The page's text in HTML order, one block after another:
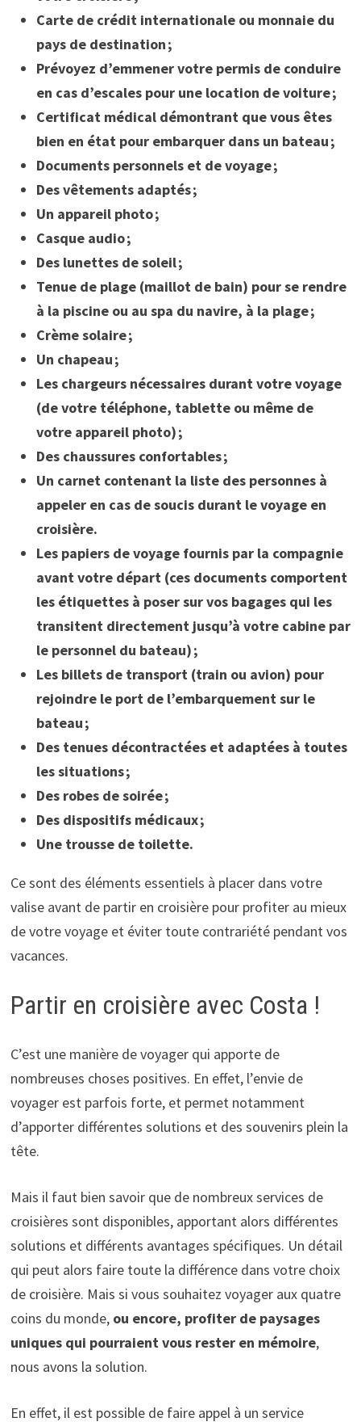
Carte de crédit internationale ou monnaie du
pays de destination ;
Prévoyez d’emmener votre permis de conduire
en cas d’escales pour une location de voiture ;
Certificat médical démontrant que vous êtes
bien en état pour embarquer dans un bateau ;
Documents personnels et de voyage ;
Des vêtements adaptés ;
Un appareil photo ;
Casque audio ;
Des lunettes de soleil ;
Tenue de plage (maillot de bain) pour se rendre
à la piscine ou au spa du navire, à la plage ;
Crème solaire ;
Un chapeau ;
Les chargeurs nécessaires durant votre voyage
(de votre téléphone, tablette ou même de
votre appareil photo) ;
Des chaussures confortables ;
Un carnet contenant la liste des personnes à
appeler en cas de soucis durant le voyage en
croisière.
Les papiers de voyage fournis par la compagnie
avant votre départ (ces documents comportent
les étiquettes à poser sur vos bagages qui les
transitent directement jusqu’à votre cabine par
le personnel du bateau) ;
Les billets de transport (train ou avion) pour
rejoindre le port de l’embarquement sur le
bateau ;
Des tenues décontractées et adaptées à toutes
les situations ;
Des robes de soirée ;
Des dispositifs médicaux ;
Une trousse de toilette.
Ce sont des éléments essentiels à placer dans votre
valise avant de partir en croisière pour profiter au mieux
de votre voyage et éviter toute contrariété pendant vos
vacances.
Partir en croisière avec Costa !
C’est une manière de voyager qui apporte de
nombreuses choses positives. En effet, l’envie de
voyager est parfois forte, et permet notamment
d’apporter différentes solutions et des souvenirs plein la
tête.
Mais il faut bien savoir que de nombreux services de
croisières sont disponibles, apportant alors différentes
solutions et différents avantages spécifiques. Un détail
qui peut alors faire toute la différence dans votre choix
de croisière. Mais si vous souhaitez voyager aux quatre
coins du monde, ou encore, profiter de paysages
uniques qui pourraient vous rester en mémoire,
nous avons la solution.
En effet, il est possible de faire appel à un service